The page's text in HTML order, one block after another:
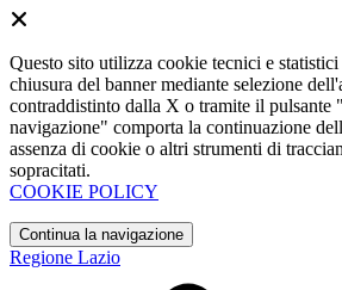
Questo sito utilizza cookie tecnici e
chiusura del banner mediante selezione
contraddistinto dalla X o tramite il pulsante
navigazione" comporta la continuazione
assenza di cookie o altri strumenti di
sopracitati.
COOKIE POLICY
Continua la navigazione
Regione Lazio